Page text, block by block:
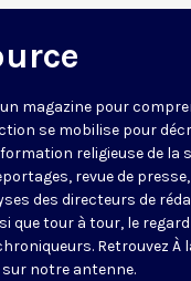
magazine pour
se mobilise pour
religieuse de la
revue de
des directeurs de
que tour à tour, le
Retrouvez À
sur notre antenne.